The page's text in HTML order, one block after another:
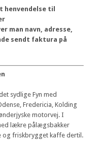
henvendelse til
man navn, adresse,
sendt faktura på
sydlige Fyn med
Fredericia, Kolding
motorvej. I
lækre pålægsbakker
og friskbrygget kaffe dertil.